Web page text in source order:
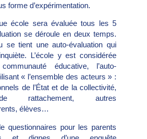
forme d’expérimentation.
école sera évaluée tous les 5
se déroule en deux temps.
se tient une auto-évaluation qui
L’école y est considérée
éducative, l’auto-
« l’ensemble des acteurs » :
de l’État et de la collectivité,
rattachement, autres
élèves…
questionnaires pour les parents